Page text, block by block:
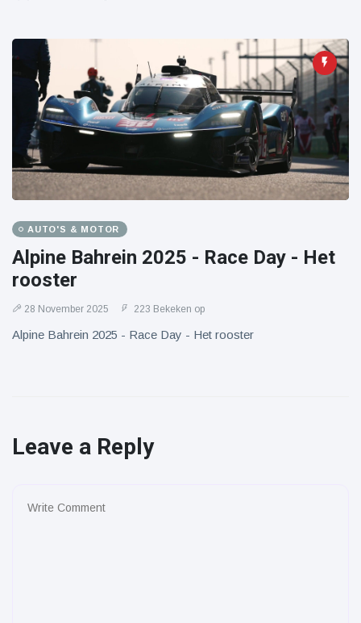
AUTO'S & MOTOR
Alpine Bahrein 2025 - Race Day - Het
rooster
28 November 2025 223 Bekeken op
Alpine Bahrein 2025 - Race Day - Het rooster
Leave a Reply